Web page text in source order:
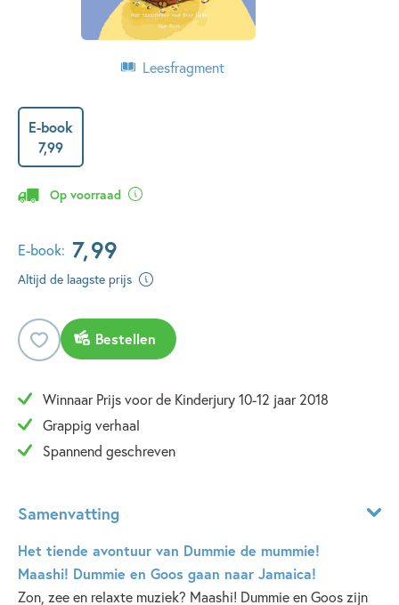
Leesfragment
E-book
7,99
Op voorraad
E-book: 7,99
Altijd de laagste prijs
Bestellen
Winnaar Prijs voor de Kinderjury 10-12 jaar 2018
Grappig verhaal
Spannend geschreven
Samenvatting
Het tiende avontuur van Dummie de mummie!
Maashi! Dummie en Goos gaan naar Jamaica!
Zon, zee en relaxte muziek? Maashi! Dummie en Goos zijn